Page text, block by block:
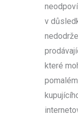
v
které